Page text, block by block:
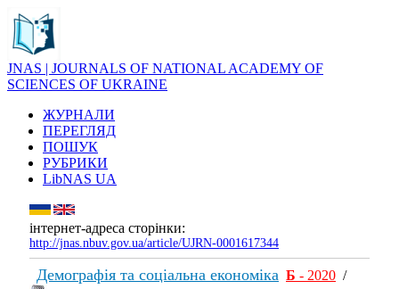
JNAS | JOURNALS OF NATIONAL ACADEMY OF
SCIENCES OF UKRAINE
ЖУРНАЛИ
ПЕРЕГЛЯД
ПОШУК
РУБРИКИ
LibNAS UA
інтернет-адреса сторінки:
http://jnas.nbuv.gov.ua/article/UJRN-0001617344
Демографія та соціальна економіка Б - 2020 /